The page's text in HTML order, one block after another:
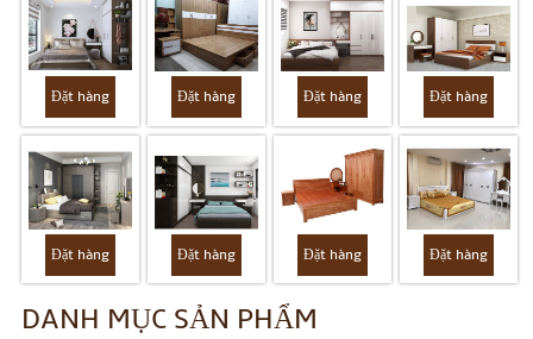
Đặt hàng Đặt hàng Đặt hàng Đặt hàng
Đặt hàng Đặt hàng Đặt hàng Đặt hàng
DANH MỤC SẢN PHẨM